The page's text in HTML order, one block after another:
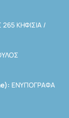
ΚΗΦΙΣΙΑ /
ΕΝΥΠΟΓΡΑΦΑ